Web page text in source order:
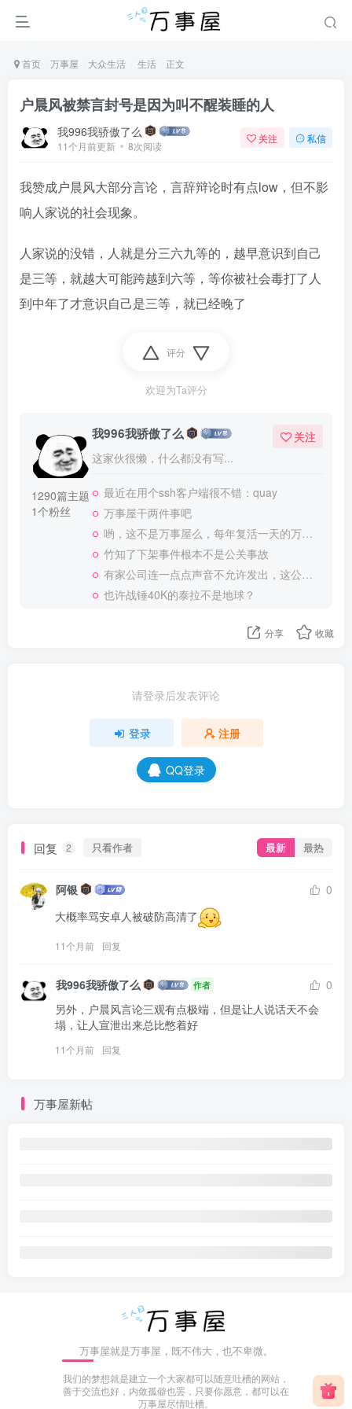
首页 万事屋 大众生活 生活 正文
户晨风被禁言封号是因为叫不醒装睡的人
我996我骄傲了么
11个月前更新 8次阅读
关注 私信
我赞成户晨风大部分言论，言辞辩论时有点low，但不影
响人家说的社会现象。
人家说的没错，人就是分三六九等的，越早意识到自己
是三等，就越大可能跨越到六等，等你被社会毒打了人
到中年了才意识自己是三等，就已经晚了
评分
欢迎为Ta评分
1290篇主题
1个粉丝
我996我骄傲了么
这家伙很懒，什么都没有写...
关注
最近在用个ssh客户端很不错：quay
万事屋干两件事吧
哟，这不是万事屋么，每年复活一天的万事屋
竹知了下架事件根本不是公关事故
有家公司连一点点声音不允许发出，这公司做大了就是我国乃至全世界的灾难
也许战锤40K的泰拉不是地球？
分享 收藏
请登录后发表评论
登录 注册
QQ登录
回复 2 只看作者 最新 最热
阿银
0
大概率骂安卓人被破防高清了
11个月前 回复
我996我骄傲了么 作者
0
另外，户晨风言论三观有点极端，但是让人说话天不会
塌，让人宣泄出来总比憋着好
11个月前 回复
万事屋新帖
万事屋就是万事屋，既不伟大，也不卑微。
我们的梦想就是建立一个大家都可以随意吐槽的网站，
善于交流也好，内敛孤僻也罢，只要你愿意，都可以在
万事屋尽情吐槽。